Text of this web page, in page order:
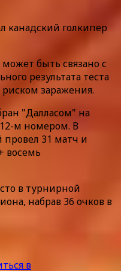
канадский голкипер
быть связано с
результата теста
риском заражения.
"Далласом" на
м номером. В
31 матч и
восемь
в турнирной
набрав 36 очков в
в